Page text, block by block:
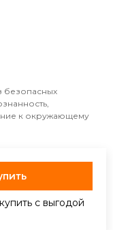
безопасных
к окружающему
с выгодой